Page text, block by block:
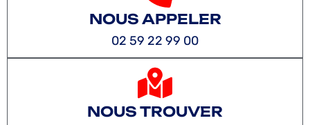
NOUS APPELER
02 59 22 99 00
NOUS TROUVER